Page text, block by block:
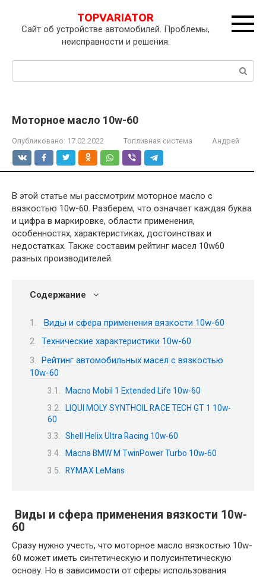
контенту
TOPVARIATOR
Сайт об устройстве автомобилей. Проблемы,
неисправности и решения.
Поиск:
Моторное масло 10w-60
Опубликовано: 17.02.2022 Топливная система Андрей
В этой статье мы рассмотрим моторное масло с
вязкостью 10w-60. Разберем, что означает каждая буква
и цифра в маркировке, области применения,
особенностях, характеристиках, достоинствах и
недостатках. Также составим рейтинг масел 10w60
разных производителей.
Содержание
Виды и сфера применения вязкости 10w-60
Технические характеристики 10w-60
Рейтинг автомобильных масел с вязкостью
10w-60
Масло Mobil 1 Extended Life 10w-60
LIQUI MOLY SYNTHOIL RACE TECH GT 1 10w-
60
Shell Helix Ultra Racing 10w-60
Масла BMW M TwinPower Turbo 10w-60
RYMAX LeMans
Виды и сфера применения вязкости 10w-
60
Сразу нужно учесть, что моторное масло вязкостью 10w-
60 может иметь синтетическую и полусинтетическую
основу. Но в зависимости от сферы использования